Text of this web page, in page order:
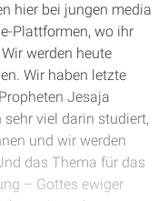
hier bei jungen media
Plattformen, wo ihr
werden heute
Wir haben letzte
Jesaja
sehr viel darin studiert,
und wir werden
das Thema für das
– Gottes ewiger